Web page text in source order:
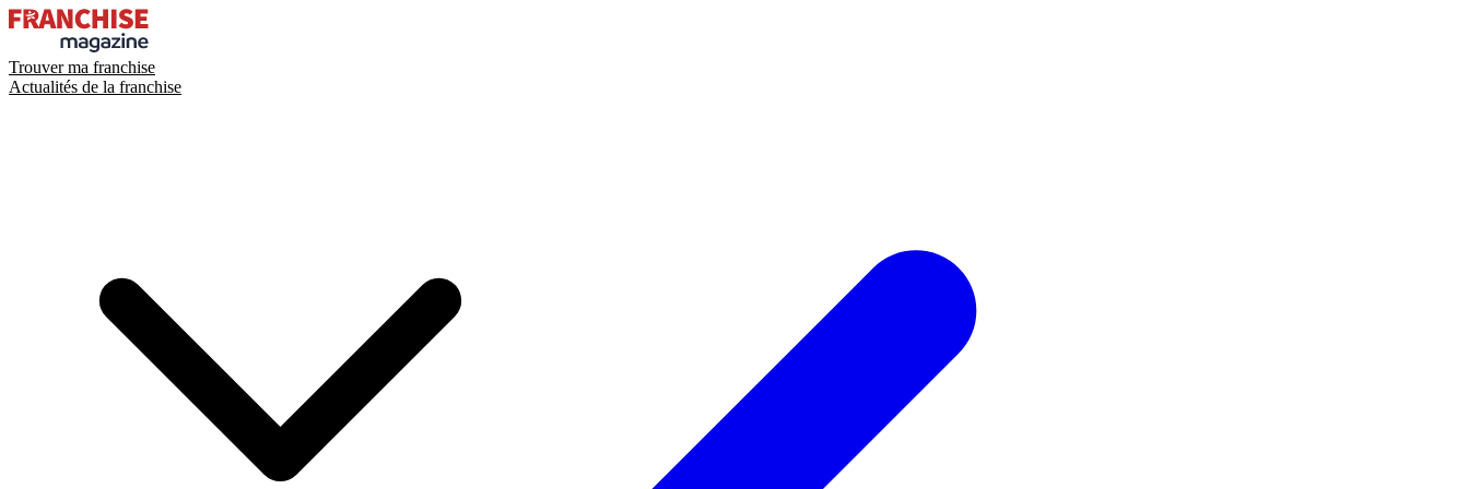
Trouver ma franchise
Actualités de la franchise